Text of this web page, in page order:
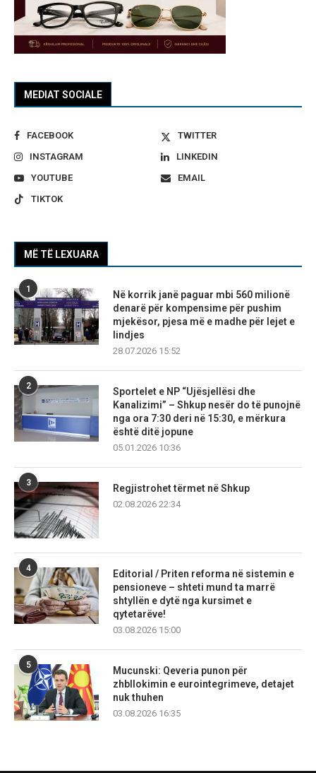
MEDIAT SOCIALE
FACEBOOK
TWITTER
INSTAGRAM
LINKEDIN
YOUTUBE
EMAIL
TIKTOK
MË TË LEXUARA
1
Në korrik janë paguar mbi 560 milionë
denarë për kompensime për pushim
mjekësor, pjesa më e madhe për lejet e
lindjes
28.07.2026 15:52
2
Sportelet e NP “Ujësjellësi dhe
Kanalizimi” – Shkup nesër do të punojnë
nga ora 7:30 deri në 15:30, e mërkura
është ditë jopune
05.01.2026 10:36
3
Regjistrohet tërmet në Shkup
02.08.2026 22:34
4
Editorial / Priten reforma në sistemin e
pensioneve – shteti mund ta marrë
shtyllën e dytë nga kursimet e
qytetarëve!
03.08.2026 15:00
5
Mucunski: Qeveria punon për
zhbllokimin e eurointegrimeve, detajet
nuk thuhen
03.08.2026 16:35